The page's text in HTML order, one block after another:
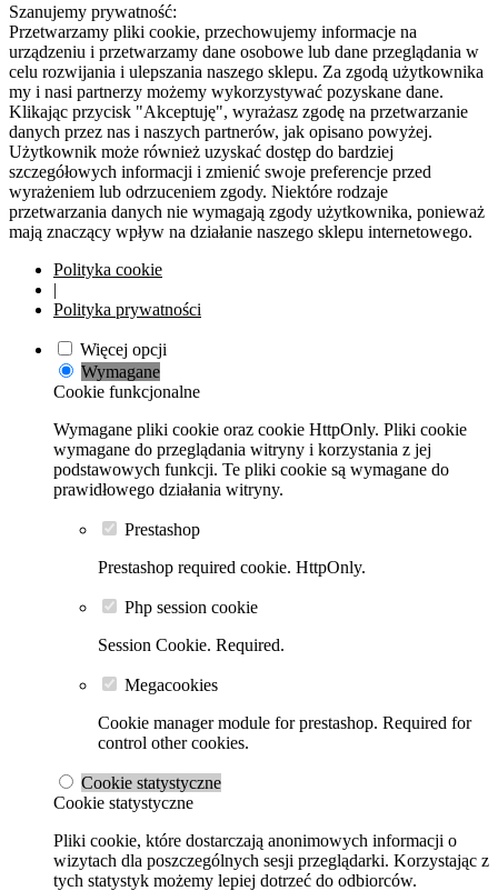
Szanujemy prywatność:
Przetwarzamy pliki cookie, przechowujemy informacje na
urządzeniu i przetwarzamy dane osobowe lub dane przeglądania w
celu rozwijania i ulepszania naszego sklepu. Za zgodą użytkownika
my i nasi partnerzy możemy wykorzystywać pozyskane dane.
Klikając przycisk "Akceptuję", wyrażasz zgodę na przetwarzanie
danych przez nas i naszych partnerów, jak opisano powyżej.
Użytkownik może również uzyskać dostęp do bardziej
szczegółowych informacji i zmienić swoje preferencje przed
wyrażeniem lub odrzuceniem zgody. Niektóre rodzaje
przetwarzania danych nie wymagają zgody użytkownika, ponieważ
mają znaczący wpływ na działanie naszego sklepu internetowego.
Polityka cookie
|
Polityka prywatności
Więcej opcji
Wymagane
Cookie funkcjonalne
Wymagane pliki cookie oraz cookie HttpOnly. Pliki cookie
wymagane do przeglądania witryny i korzystania z jej
podstawowych funkcji. Te pliki cookie są wymagane do
prawidłowego działania witryny.
Prestashop
Prestashop required cookie. HttpOnly.
Php session cookie
Session Cookie. Required.
Megacookies
Cookie manager module for prestashop. Required for
control other cookies.
Cookie statystyczne
Cookie statystyczne
Pliki cookie, które dostarczają anonimowych informacji o
wizytach dla poszczególnych sesji przeglądarki. Korzystając z
tych statystyk możemy lepiej dotrzeć do odbiorców.